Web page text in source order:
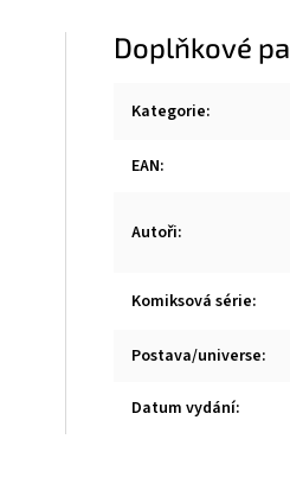
Doplňkové
Kategorie:
EAN:
Autoři:
Komiksová série:
Postava/universe:
Datum vydání: